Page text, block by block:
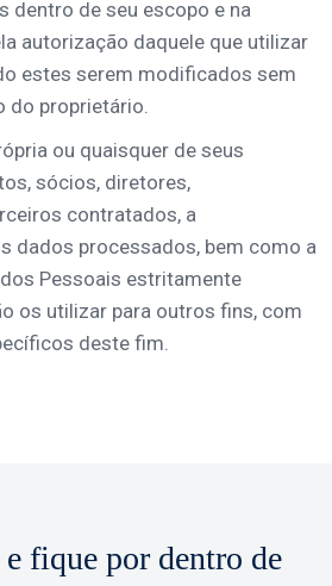
dentro de seu escopo e na
autorização daquele que utilizar
estes serem modificados sem
do proprietário.
ou quaisquer de seus
sócios, diretores,
contratados, a
dados processados, bem como a
Pessoais estritamente
os utilizar para outros fins, com
deste fim.
e fique por dentro de